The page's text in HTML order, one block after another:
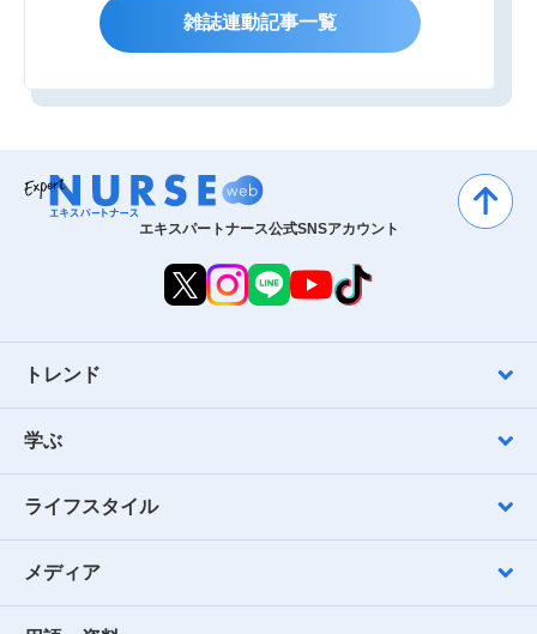
雑誌連動記事一覧
エキスパートナース公式SNSアカウント
トレンド
学ぶ
ライフスタイル
メディア